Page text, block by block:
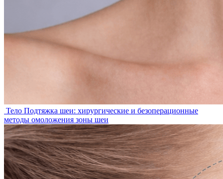
Тело Подтяжка шеи: хирургические и безоперационные
методы омоложения зоны шеи